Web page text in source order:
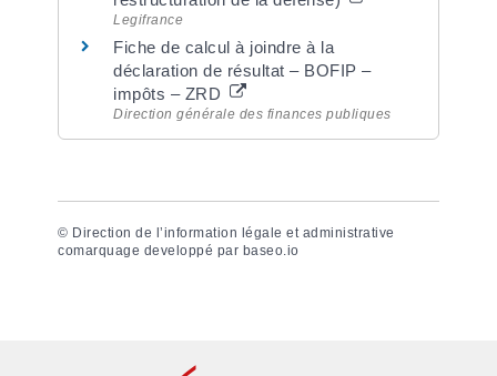
Legifrance
Fiche de calcul à joindre à la
déclaration de résultat – BOFIP –
impôts – ZRD
Direction générale des finances publiques
© Direction de l’information légale et administrative
comarquage developpé par baseo.io